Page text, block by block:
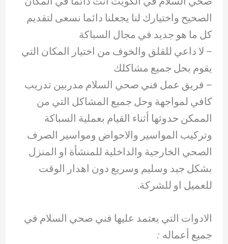
الصحيح واختيارك لنا يجعلنا دائما نسعى لتقديم
كل ما هو جديد في مجال السباكة
– لا داعي للقلق والخوف من اختيار المكان التي
يقوم بحل جميع مشاكلك
– فريق عمل فني صحي السلام مدربين تدريب
كافي لمواجهة وحل جميع المشاكل التي من
الممكن حدوثها أثناء القيام بعملية السباكة
وتركيب المواسير والاحواض ومواسير الصرف
الصحي الخارجية والداخلية للمنشأة او المنزل
بشكل جيد وسليم وسريع دون اهدار الوقت
للعميل او للشركة.
الادوات التي يعتمد عليها فني صحي السلام في
جميع أعماله :